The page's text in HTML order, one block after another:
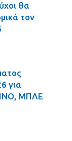
θα
τον
για
ΜΠΛΕ